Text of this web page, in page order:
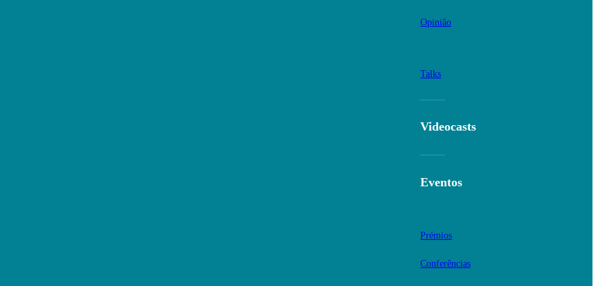
Opinião
Talks
Videocasts
Eventos
Prémios
Conferências